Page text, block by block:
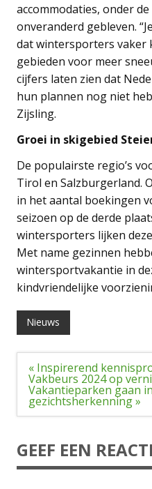
accommodaties, onder
onveranderd gebleven.
dat wintersporters vaker
gebieden voor meer
cijfers laten zien dat
hun plannen nog niet
Zijsling.
Groei in skigebied
De populairste regio’s
Tirol en Salzburgerland.
in het aantal boekingen
seizoen op de derde
wintersporters lijken
Met name gezinnen
wintersportvakantie in
kindvriendelijke
Nieuws
Bericht
navigatie
« Inspirerend
Vakbeurs 2024 op
Vakantieparken gaan
gezichtsherkenning »
GEEF EEN